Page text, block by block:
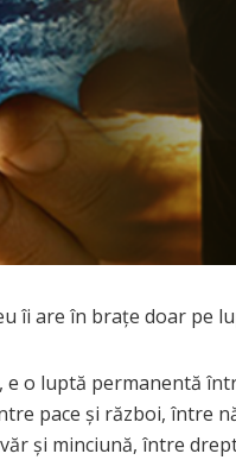
îi are în brațe doar pe
e o luptă permanentă
pace şi război, între
şi minciună, între